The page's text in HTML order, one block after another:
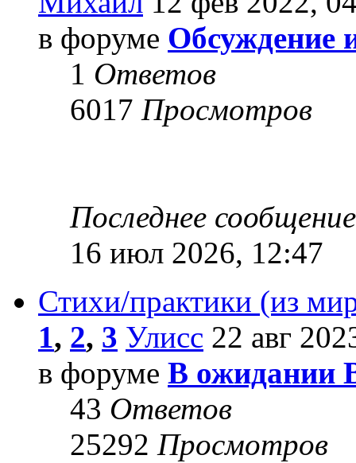
в форуме Обсуждение
1 Ответов
6017 Просмотров
Последнее
16 июл 2026, 12:47
Стихи/практики (из
1, 2, 3 Улисс 22 авг
в форуме В ожидании
43 Ответов
25292 Просмотров